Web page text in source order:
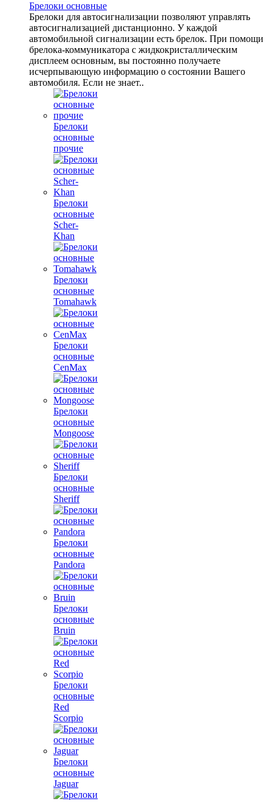
Брелоки основные
Брелоки для автосигнализации позволяют управлять
автосигнализацией дистанционно. У каждой
автомобильной сигнализации есть брелок. При помощи
брелока-коммуникатора с жидкокристаллическим
дисплеем основным, вы постоянно получаете
исчерпывающую информацию о состоянии Вашего
автомобиля. Если не знает..
Брелоки
основные
прочие
Брелоки
основные
Scher-
Khan
Брелоки
основные
Tomahawk
Брелоки
основные
CenMax
Брелоки
основные
Mongoose
Брелоки
основные
Sheriff
Брелоки
основные
Pandora
Брелоки
основные
Bruin
Брелоки
основные
Red
Scorpio
Брелоки
основные
Jaguar